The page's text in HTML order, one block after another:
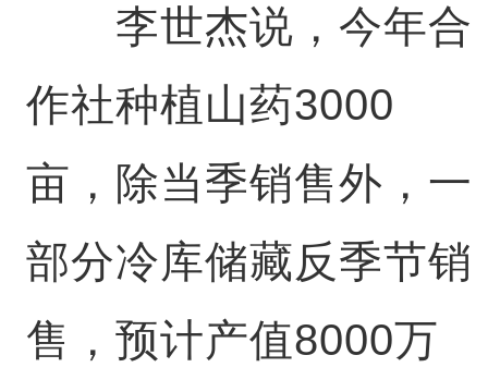
李世杰说，今年合
作社种植山药3000
亩，除当季销售外，一
部分冷库储藏反季节销
售，预计产值8000万